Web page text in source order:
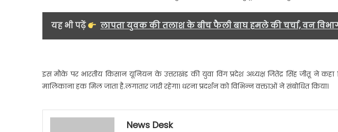
यह भी पढ़ें लापता युवक की तलाश के बीच फैली बाघ हमले की चर्चा, वन
इस मौके पर भारतीय किसान यूनियन के उत्तराखंड की युवा विंग प्रदेश अध्यक्ष जितेंद्र सिंह जीतू ने
मालिकाना हक मिल जाता है.लगातार जारी रहेगा। धरना प्रदर्शन को विभिन्न वक्ताओं ने संबोधित किया।
News Desk